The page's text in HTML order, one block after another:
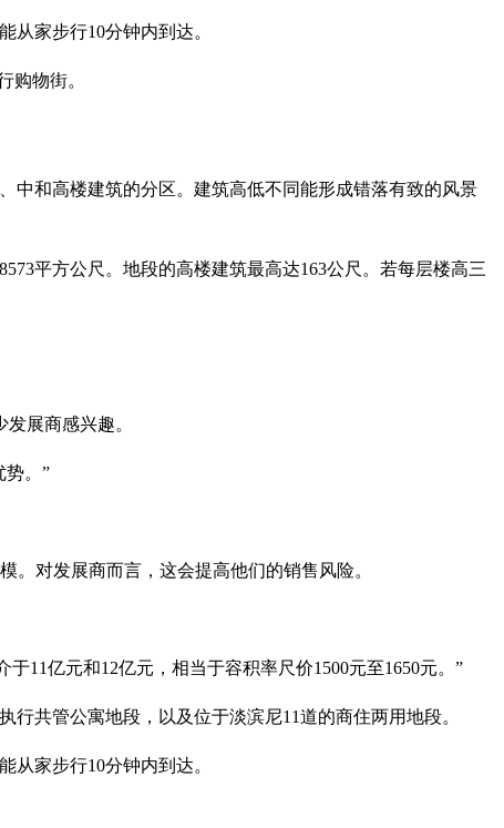
家步行10分钟内到达。
购物街。
中和高楼建筑的分区。建筑高低不同能形成错落有致的风景
平方公尺。地段的高楼建筑最高达163公尺。若每层楼高三
展商感兴趣。
势。”
。对发展商而言，这会提高他们的销售风险。
11亿元和12亿元，相当于容积率尺价1500元至1650元。”
行共管公寓地段，以及位于淡滨尼11道的商住两用地段。
家步行10分钟内到达。